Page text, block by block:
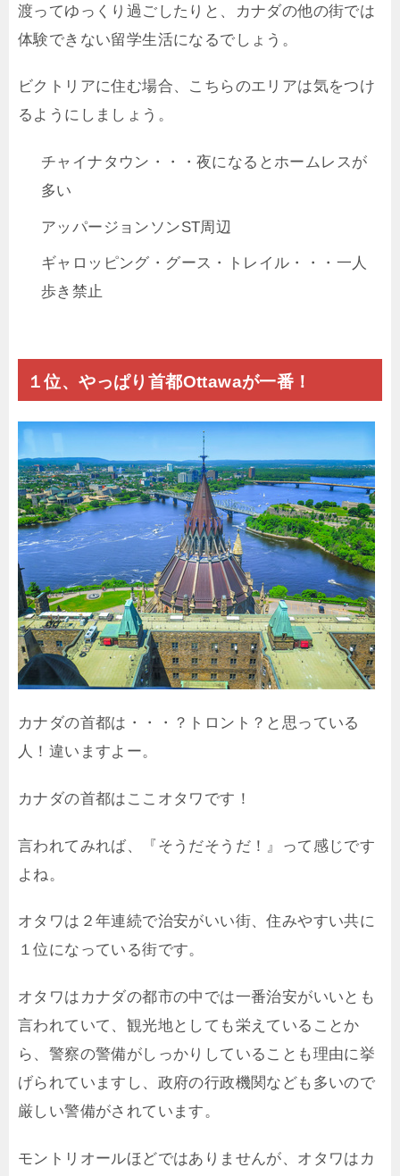
渡ってゆっくり過ごしたりと、カナダの他の街では
体験できない留学生活になるでしょう。
ビクトリアに住む場合、こちらのエリアは気をつけ
るようにしましょう。
チャイナタウン・・・夜になるとホームレスが
多い
アッパージョンソンST周辺
ギャロッピング・グース・トレイル・・・一人
歩き禁止
１位、やっぱり首都Ottawaが一番！
カナダの首都は・・・？トロント？と思っている
人！違いますよー。
カナダの首都はここオタワです！
言われてみれば、『そうだそうだ！』って感じです
よね。
オタワは２年連続で治安がいい街、住みやすい共に
１位になっている街です。
オタワはカナダの都市の中では一番治安がいいとも
言われていて、観光地としても栄えていることか
ら、警察の警備がしっかりしていることも理由に挙
げられていますし、政府の行政機関なども多いので
厳しい警備がされています。
モントリオールほどではありませんが、オタワはカ